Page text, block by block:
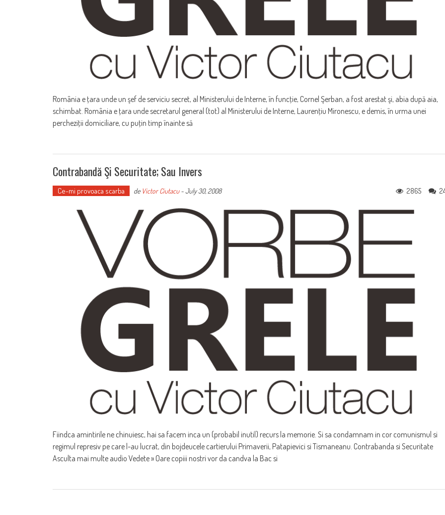
România e ţara unde un şef de serviciu secret, al Ministerului de Interne, în funcţie, Cornel Şerban, a fost arestat şi, abia după aia,
schimbat. România e ţara unde secretarul general (tot) al Ministerului de Interne, Laurenţiu Mironescu, e demis, în urma unei
percheziţii domiciliare, cu puţin timp înainte să
Contrabandă Şi Securitate; Sau Invers
Ce-mi provoaca scarba de Victor Ciutacu-July 30, 2008 2865
Fiindca amintirile ne chinuiesc, hai sa facem inca un (probabil inutil) recurs la memorie. Si sa condamnam in cor comunismul si
regimul represiv pe care l-au lucrat, din bojdeucele cartierului Primaverii, Patapievici si Tismaneanu. Contrabanda si Securitate
Asculta mai multe audio Vedete » Oare copiii nostri vor da candva la Bac si